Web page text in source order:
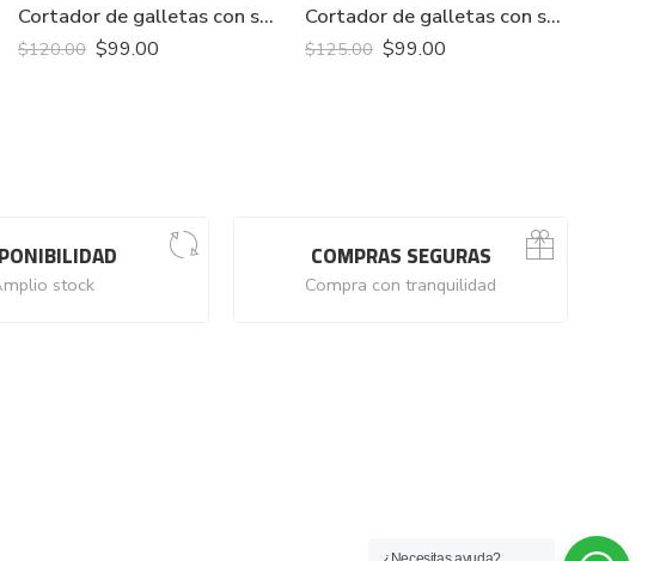
Cortador de galletas con sello – Héroes – Spiderman
$120.00 $99.00
Cortador de galletas con sello- AmongUs Mexicano
$125.00 $99.00
stock
COMPRAS SEGURAS
Compra con tranquilidad